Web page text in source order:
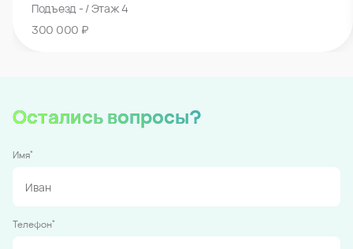
Подъезд - / Этаж 4
300 000 ₽
Остались вопросы?
Имя*
Телефон*